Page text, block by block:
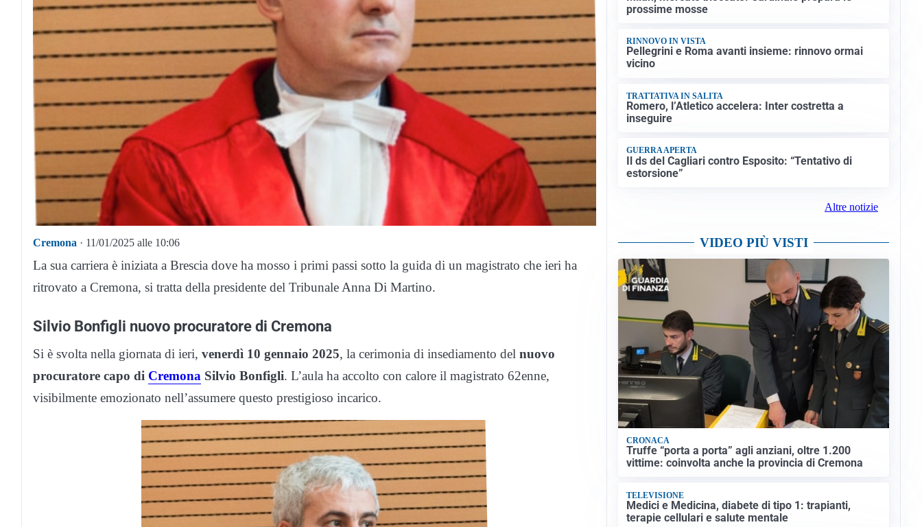
Cremona · 11/01/2025 alle 10:06
La sua carriera è iniziata a Brescia dove ha mosso i primi passi sotto la guida di un magistrato che ieri ha
ritrovato a Cremona, si tratta della presidente del Tribunale Anna Di Martino.
Silvio Bonfigli nuovo procuratore di Cremona
Si è svolta nella giornata di ieri, venerdì 10 gennaio 2025, la cerimonia di insediamento del nuovo
procuratore capo di Cremona Silvio Bonfigli. L’aula ha accolto con calore il magistrato 62enne,
visibilmente emozionato nell’assumere questo prestigioso incarico.
MEDIO ORIENTE
sulle rotte: si apre la possibilità di una tregua
in tutta la Penisola
STALLO ROSSONERO
Milan, mercato bloccato: Cardinale prepara le
prossime mosse
RINNOVO IN VISTA
Pellegrini e Roma avanti insieme: rinnovo ormai
vicino
TRATTATIVA IN SALITA
Romero, l’Atletico accelera: Inter costretta a
GUERRA APERTA
Il ds del Cagliari contro Esposito: “Tentativo di